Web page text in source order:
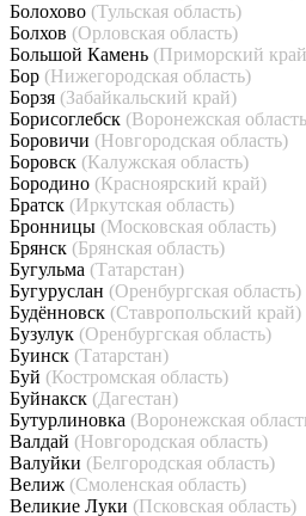
Болохово (Тульская область)
Болхов (Орловская область)
Большой Камень (Приморский
Бор (Нижегородская область)
Борзя (Забайкальский край)
Борисоглебск (Воронежская
Боровичи (Новгородская область)
Боровск (Калужская область)
Бородино (Красноярский край)
Братск (Иркутская область)
Бронницы (Московская область)
Брянск (Брянская область)
Бугульма (Татарстан)
Бугуруслан (Оренбургская область)
Будённовск (Ставропольский край)
Бузулук (Оренбургская область)
Буинск (Татарстан)
Буй (Костромская область)
Буйнакск (Дагестан)
Бутурлиновка (Воронежская
Валдай (Новгородская область)
Валуйки (Белгородская область)
Велиж (Смоленская область)
Великие Луки (Псковская область)